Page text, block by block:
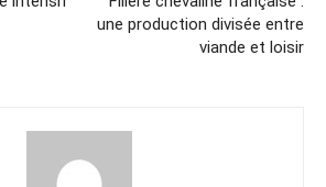
une production divisée entre
viande et loisir